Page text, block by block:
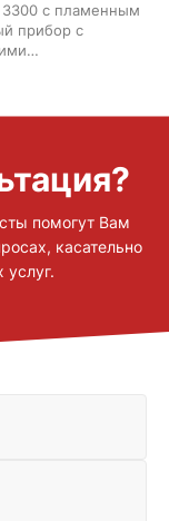
с пламенным
прибор с
обнаружения в
помогут Вам
касательно
услуг.